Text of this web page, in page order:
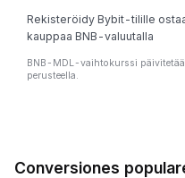
Rekisteröidy Bybit-tilille
kauppaa BNB-valuutalla
BNB-MDL-vaihtokurssi
perusteella.
Conversiones